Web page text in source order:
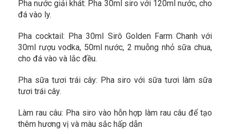
Pha nước giải khát: Pha 30ml siro với 120ml nước, cho
đá vào ly.
Pha cocktail: Pha 30ml Sirô Golden Farm Chanh với
30ml rượu vodka, 50ml nước, 2 muỗng nhỏ sữa chua,
cho đá vào và lắc đều.
Pha sữa tươi trái cây: Pha siro với sữa tươi làm sữa
tươi trái cây.
Làm rau câu: Pha siro vào hỗn hợp làm rau câu để tạo
thêm hương vị và màu sắc hấp dẫn